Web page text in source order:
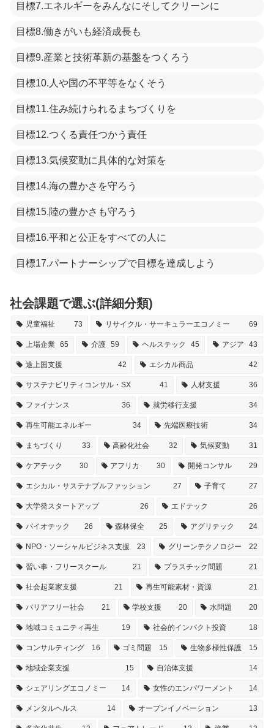
目標7.エネルギーをみんなにそしてクリーンに
目標8.働きがいも経済成長も
目標9.産業と技術革新の基盤をつくろう
目標10.人や国の不平等をなくそう
目標11.住み続けられるまちづくりを
目標12.つくる責任つかう責任
目標13.気候変動に具体的な対策を
目標14.海の豊かさを守ろう
目標15.陸の豊かさも守ろう
目標16.平和と公正をすべての人に
目標17.パートナーシップで目標を達成しよう
社会課題で選ぶ(詳細分類)
児童福祉 73 リサイクル・サーキュラーエコノミー 69
上場企業 65 介護 59 ヘルステック 45 アジア 43
途上国支援 42 エシカル商品 42
サステナビリティコンサル・SX 41 人材支援 36
ファイナンス 36 就労移行支援 34
再生可能エネルギー 34 先端医療技術 34
まちづくり 33 高齢化社会 32 気候変動 31
ケアテック 30 アフリカ 30 開発コンサル 29
エシカル・サステナブルファッション 27 子育て 27
大学発スタートアップ 26 エドテック 26
バイオテック 26 森林保全 25 アグリテック 24
NPO・ソーシャルビジネス支援 23 グリーンテクノロジー 22
習い事・フリースクール 21 プラスチック問題 21
社会起業家支援 21 再生可能素材・資源 21
バリアフリー社会 21 学校支援 20 水問題 20
地域コミュニティ再生 19 社会的インパクト投資 18
コンサルティング 16 ゴミ問題 15 生物多様性保護 15
地域企業支援 15 自治体支援 14
シェアリングエコノミー 14 女性のエンパワーメント 14
メンタルヘルス 14 オープンイノベーション 13